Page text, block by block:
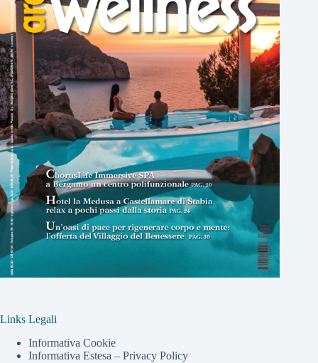
Links Legali
Informativa Cookie
Informativa Estesa – Privacy Policy